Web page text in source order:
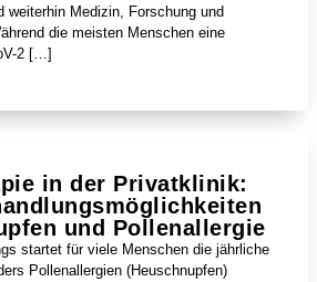
weiterhin Medizin, Forschung und
die meisten Menschen eine
2 […]
in der Privatklinik:
und Pollenallergie
startet für viele Menschen die jährliche
Pollenallergien (Heuschnupfen)